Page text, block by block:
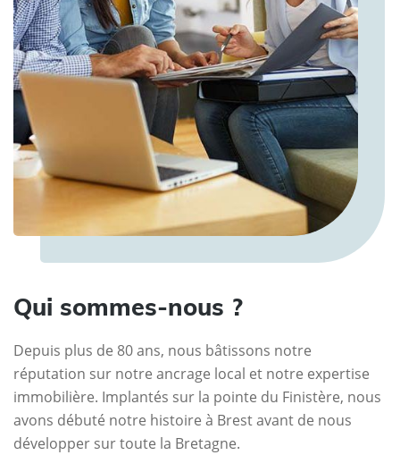
Qui sommes-nous ?
Depuis plus de 80 ans, nous bâtissons notre
réputation sur notre ancrage local et notre expertise
immobilière. Implantés sur la pointe du Finistère, nous
avons débuté notre histoire à Brest avant de nous
développer sur toute la Bretagne.